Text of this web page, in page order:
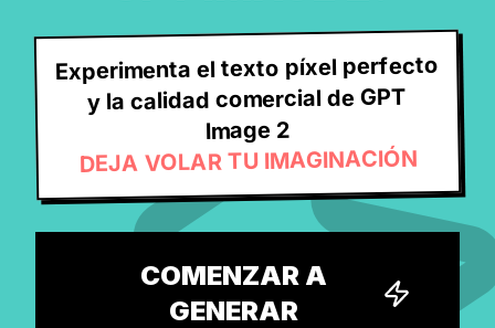
Experimenta el texto píxel perfecto
y la calidad comercial de GPT
Image 2
DEJA VOLAR TU IMAGINACIÓN
COMENZAR A
GENERAR